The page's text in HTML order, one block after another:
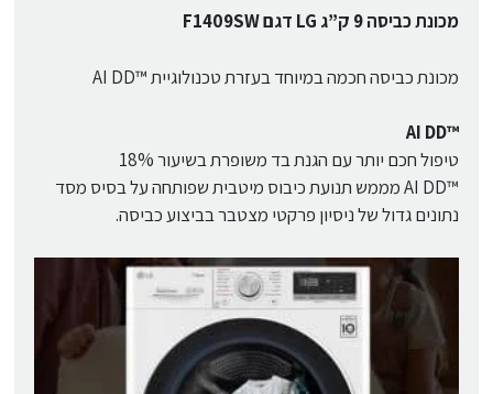
מכונת כביסה 9 ק”ג LG דגם F1409SW
מכונת כביסה חכמה במיוחד בעזרת טכנולוגיית ™AI DD
™AI DD
טיפול חכם יותר עם הגנת בד משופרת בשיעור 18%
™AI DD מממש תנועת כיבוס מיטבית שפותחה על בסיס מסד
נתונים גדול של ניסיון פרקטי מצטבר בביצוע כביסה.